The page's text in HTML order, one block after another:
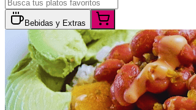
Bebidas y Extras